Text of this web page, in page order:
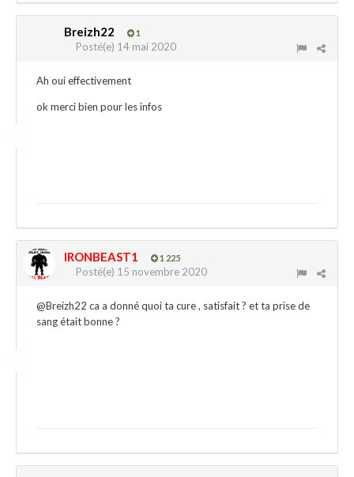
Breizh22 1
Posté(e) 14 mai 2020
Ah oui effectivement
ok merci bien pour les infos
IRONBEAST1 1 225
Posté(e) 15 novembre 2020
@Breizh22 ca a donné quoi ta cure , satisfait ? et ta prise de
sang était bonne ?